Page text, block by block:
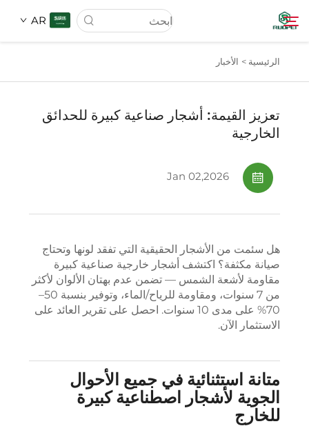
AR
المنتجات
من نحن
الأخبار
تنزيل
اتصل بنا
الرئيسية > الأخبار
تعزيز القيمة: أشجار صناعية كبيرة للحدائق
الخارجية
Jan 02,2026
هل سئمت من الأشجار الحقيقية التي تفقد لونها وتحتاج
صيانة مكثفة؟ اكتشف أشجار خارجية صناعية كبيرة
مقاومة لأشعة الشمس — تضمن عدم بهتان الألوان لأكثر
من 7 سنوات، ومقاومة للرياح/الماء، وتوفير بنسبة 50–
70% على مدى 10 سنوات. احصل على تقرير العائد على
الاستثمار الآن.
متانة استثنائية في جميع الأحوال
الجوية لأشجار اصطناعية كبيرة
للخارج